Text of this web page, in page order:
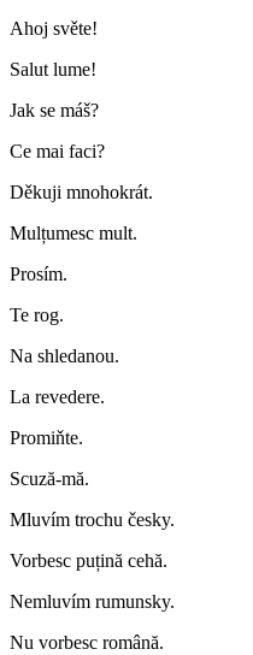
Ahoj světe!
Salut lume!
Jak se máš?
Ce mai faci?
Děkuji mnohokrát.
Mulțumesc mult.
Prosím.
Te rog.
Na shledanou.
La revedere.
Promiňte.
Scuză-mă.
Mluvím trochu česky.
Vorbesc puțină cehă.
Nemluvím rumunsky.
Nu vorbesc română.